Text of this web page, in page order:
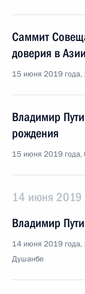
Саммит
доверия в Азии
15 июня 2019 года,
Владимир
рождения
15 июня 2019 года,
14 июня 2019
Владимир
14 июня 2019 года,
Душанбе